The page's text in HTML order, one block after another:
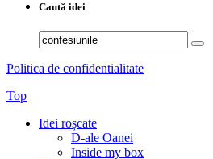
Caută idei
Search
for:
Politica de confidentialitate
Top
Idei roșcate
D-ale Oanei
Inside my box